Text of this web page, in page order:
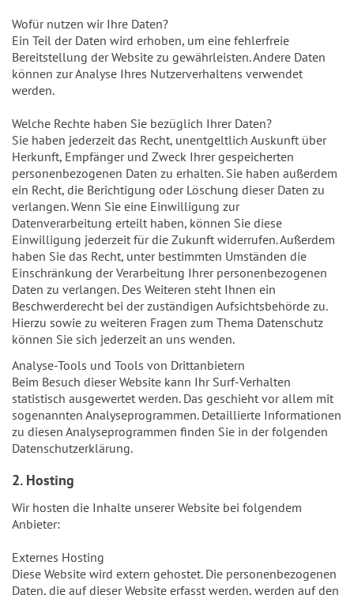
Wofür nutzen wir Ihre Daten?
Ein Teil der Daten wird erhoben, um eine fehlerfreie
Bereitstellung der Website zu gewährleisten. Andere Daten
können zur Analyse Ihres Nutzerverhaltens verwendet
werden.
Welche Rechte haben Sie bezüglich Ihrer Daten?
Sie haben jederzeit das Recht, unentgeltlich Auskunft über
Herkunft, Empfänger und Zweck Ihrer gespeicherten
personenbezogenen Daten zu erhalten. Sie haben außerdem
ein Recht, die Berichtigung oder Löschung dieser Daten zu
verlangen. Wenn Sie eine Einwilligung zur
Datenverarbeitung erteilt haben, können Sie diese
Einwilligung jederzeit für die Zukunft widerrufen. Außerdem
haben Sie das Recht, unter bestimmten Umständen die
Einschränkung der Verarbeitung Ihrer personenbezogenen
Daten zu verlangen. Des Weiteren steht Ihnen ein
Beschwerderecht bei der zuständigen Aufsichtsbehörde zu.
Hierzu sowie zu weiteren Fragen zum Thema Datenschutz
können Sie sich jederzeit an uns wenden.
Analyse-Tools und Tools von Drittanbietern
Beim Besuch dieser Website kann Ihr Surf-Verhalten
statistisch ausgewertet werden. Das geschieht vor allem mit
sogenannten Analyseprogrammen. Detaillierte Informationen
zu diesen Analyseprogrammen finden Sie in der folgenden
Datenschutzerklärung.
2. Hosting
Wir hosten die Inhalte unserer Website bei folgendem
Anbieter:
Externes Hosting
Diese Website wird extern gehostet. Die personenbezogenen
Daten, die auf dieser Website erfasst werden, werden auf den